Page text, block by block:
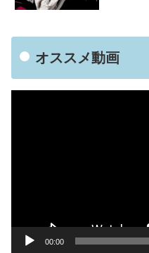
オススメ動画
00:00